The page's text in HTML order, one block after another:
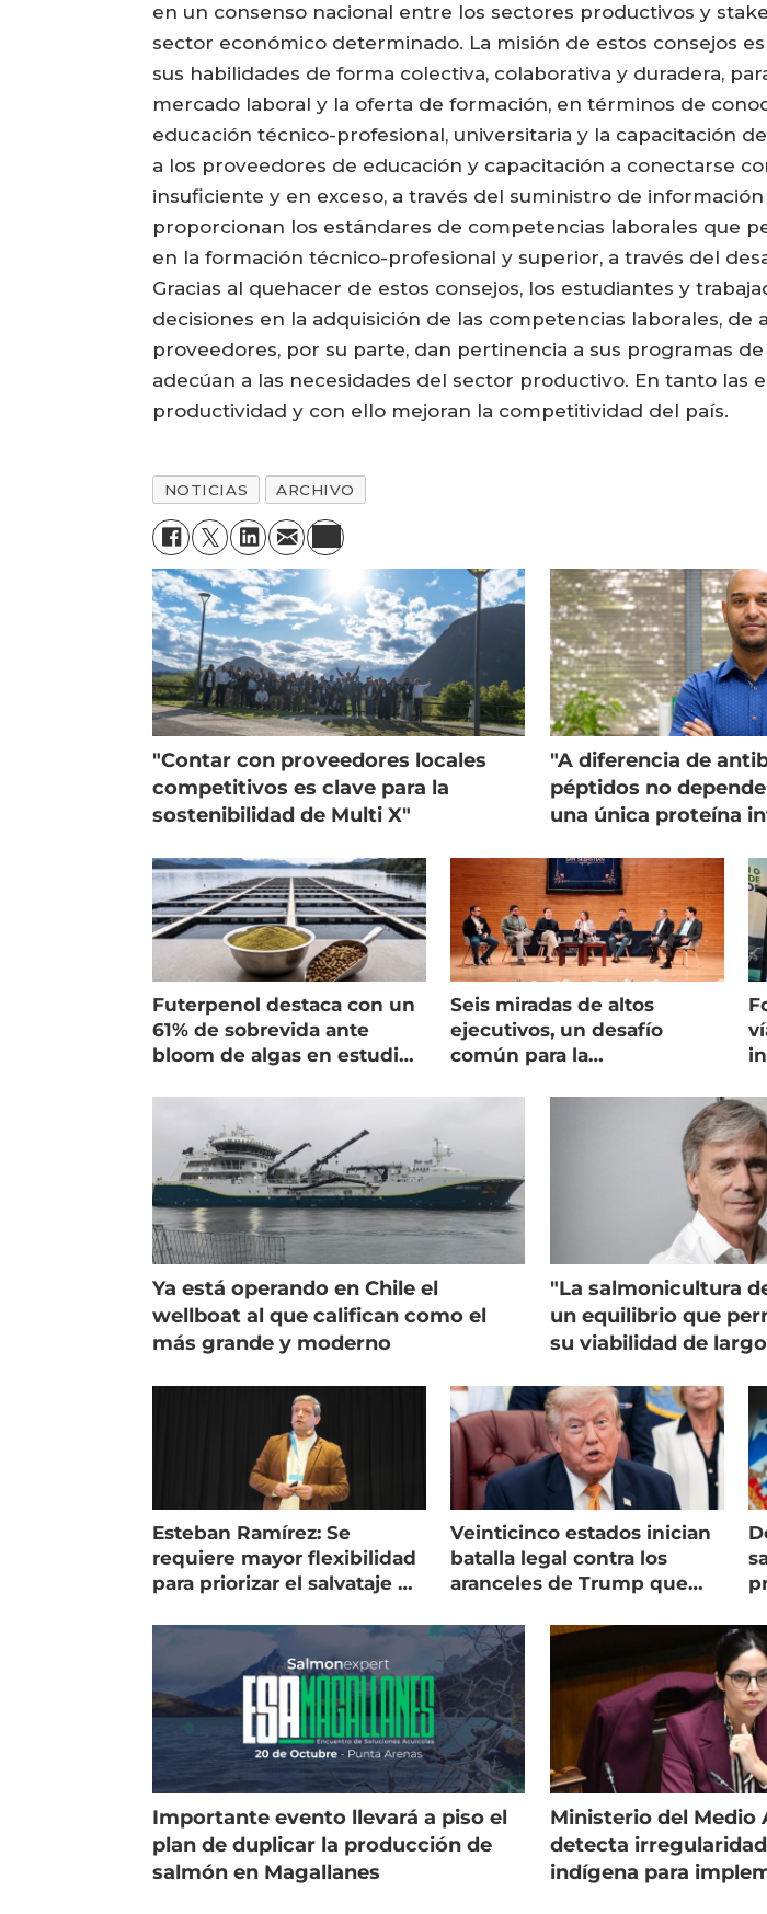
en un consenso nacional entre los sectores productivos y
sector económico determinado. La misión de estos consejos
sus habilidades de forma colectiva, colaborativa y duradera,
mercado laboral y la oferta de formación, en términos de
educación técnico-profesional, universitaria y la capacitación
a los proveedores de educación y capacitación a conectarse
insuficiente y en exceso, a través del suministro de
proporcionan los estándares de competencias laborales que
en la formación técnico-profesional y superior, a través del
Gracias al quehacer de estos consejos, los estudiantes y
decisiones en la adquisición de las competencias laborales,
proveedores, por su parte, dan pertinencia a sus programas
adecúan a las necesidades del sector productivo. En tanto
productividad y con ello mejoran la competitividad del país.
NOTICIAS ARCHIVO
"Contar con proveedores locales
competitivos es clave para la
sostenibilidad de Multi X"
"A diferencia de
péptidos no
una única proteína
Futerpenol destaca con un
61% de sobrevida ante
bloom de algas en estudio
Seis miradas de altos
ejecutivos, un desafío
común para la
Ya está operando en Chile el
wellboat al que califican como el
más grande y moderno
"La salmonicultura
un equilibrio que
su viabilidad de
Esteban Ramírez: Se
requiere mayor flexibilidad
para priorizar el salvataje de
Veinticinco estados inician
batalla legal contra los
aranceles de Trump que
Importante evento llevará a piso el
plan de duplicar la producción de
salmón en Magallanes
Ministerio del Medio
detecta
indígena para